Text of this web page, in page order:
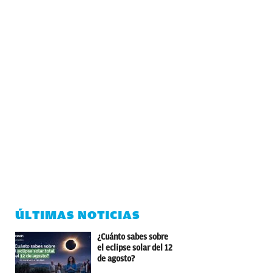
ÚLTIMAS NOTICIAS
¿Cuánto sabes sobre
el eclipse solar del 12
de agosto?